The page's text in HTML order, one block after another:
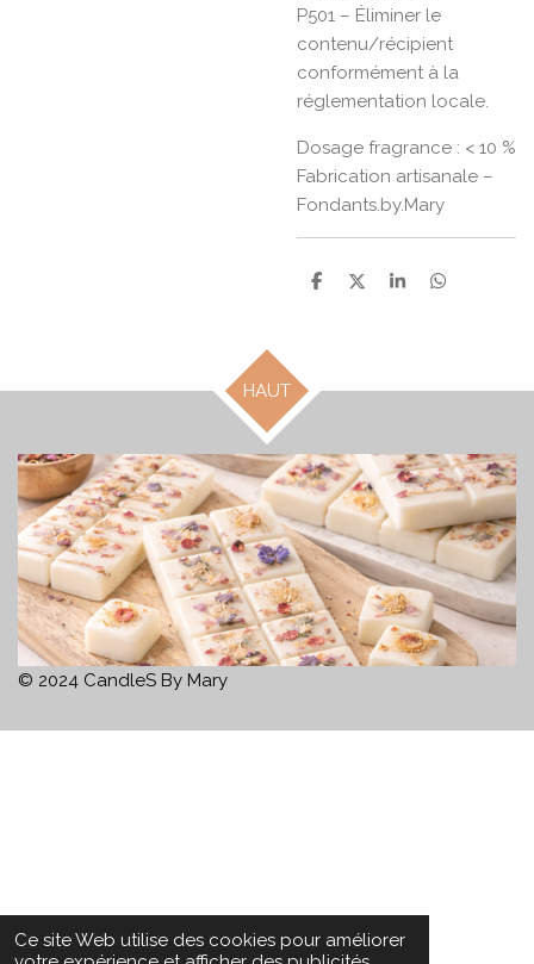
Ce site Web utilise des cookies pour améliorer
P501 – Éliminer le
contenu/récipient
conformément à la
réglementation locale.
Dosage fragrance : < 10 %
Fabrication artisanale –
Fondants.by.Mary
P
e
P
e
P
e
P
e
HAUT
© 2024 CandleS By Mary